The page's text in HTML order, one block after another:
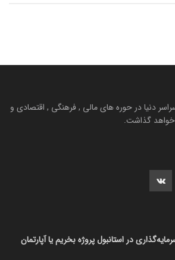
دنیا در حوره های مالی , فرهنگی , اقتصادی و
خواهد گذاشت.
در استانبول پروژه بخریم یا آپارتمان